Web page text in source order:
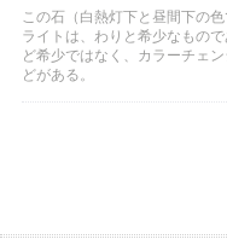
この石（白熱灯下と昼間下の
ライトは、わりと希少なもの
ど希少ではなく、カラーチェ
どがある。